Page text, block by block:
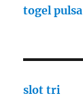
togel pulsa
slot tri